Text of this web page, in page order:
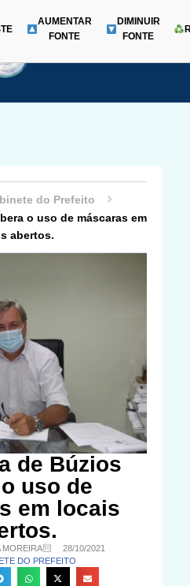
Menu
AUMENTAR
FONTE
DIMINUIR
FONTE
do Prefeito
o uso de máscaras em
abertos.
de Búzios
uso de
em locais
MOREIRA
28/10/2021
DO PREFEITO